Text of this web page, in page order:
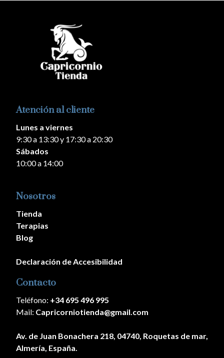
Atención al cliente
Lunes a viernes
9:30 a 13:30 y 17:30 a 20:30
Sábados
10:00 a 14:00
Nosotros
Tienda
Terapias
Blog
Declaración de Accesibilidad
Contacto
Teléfono: +34 695 496 995
Mail: Capricorniotienda@gmail.com
Av. de Juan Bonachera 218, 04740, Roquetas de mar,
Almería, España.